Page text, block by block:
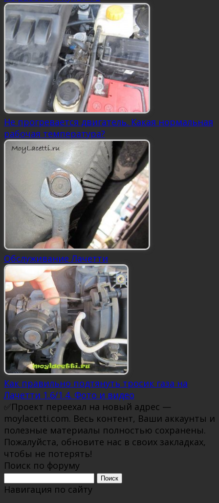
Не прогревается двигатель. Какая нормальная
рабочая температура?
Обслуживание Лачетти
Как правильно подтянуть тросик газа на
Лачетти 1.6/1.4. Фото и видео
✅Проект переехал на новый адрес —
moylacetti.com. Весь контент, Ваши аккаунты и
полезные материалы полностью сохранены.
Пожалуйста, обновите нас в своих закладках,
чтобы не потерять!
Поиск по форуму
Поиск:
Навигация по сайту